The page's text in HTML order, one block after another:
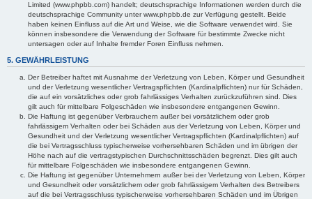
Limited (www.phpbb.com) handelt; deutschsprachige Informationen werden durch die
deutschsprachige Community unter www.phpbb.de zur Verfügung gestellt. Beide
haben keinen Einfluss auf die Art und Weise, wie die Software verwendet wird. Sie
können insbesondere die Verwendung der Software für bestimmte Zwecke nicht
untersagen oder auf Inhalte fremder Foren Einfluss nehmen.
5. GEWÄHRLEISTUNG
Der Betreiber haftet mit Ausnahme der Verletzung von Leben, Körper und Gesundheit
und der Verletzung wesentlicher Vertragspflichten (Kardinalpflichten) nur für Schäden,
die auf ein vorsätzliches oder grob fahrlässiges Verhalten zurückzuführen sind. Dies
gilt auch für mittelbare Folgeschäden wie insbesondere entgangenen Gewinn.
Die Haftung ist gegenüber Verbrauchern außer bei vorsätzlichem oder grob
fahrlässigem Verhalten oder bei Schäden aus der Verletzung von Leben, Körper und
Gesundheit und der Verletzung wesentlicher Vertragspflichten (Kardinalpflichten) auf
die bei Vertragsschluss typischerweise vorhersehbaren Schäden und im übrigen der
Höhe nach auf die vertragstypischen Durchschnittsschäden begrenzt. Dies gilt auch
für mittelbare Folgeschäden wie insbesondere entgangenen Gewinn.
Die Haftung ist gegenüber Unternehmern außer bei der Verletzung von Leben, Körper
und Gesundheit oder vorsätzlichem oder grob fahrlässigem Verhalten des Betreibers
auf die bei Vertragsschluss typischerweise vorhersehbaren Schäden und im Übrigen